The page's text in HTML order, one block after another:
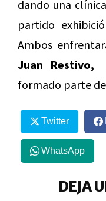
dando una
partido
Ambos
Juan Restivo,
formado parte de
Twitter
WhatsApp
DEJA